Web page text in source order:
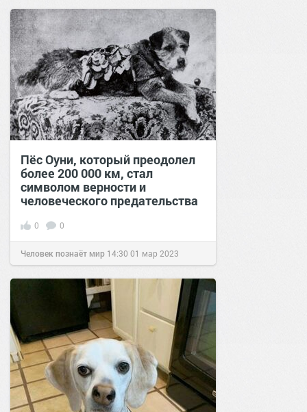
Пёс Оуни, который преодолел
более 200 000 км, стал
символом верности и
человеческого предательства
0 0
Человек познаёт мир 14:30 01 мар 2023